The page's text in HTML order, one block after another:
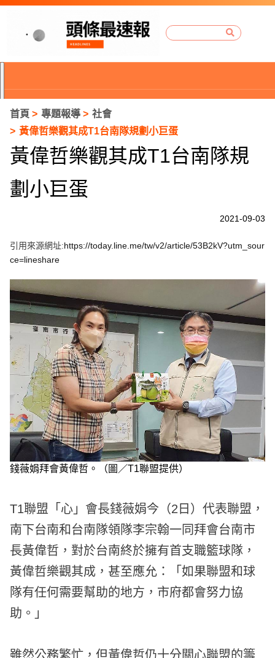
首頁 專題報導
社會
黃偉哲樂觀其成T1台南隊規劃小巨蛋
黃偉哲樂觀其成T1台南隊規
劃小巨蛋
2021-09-03
引用來源網址:https://today.line.me/tw/v2/article/53B2kV?utm_sour
ce=lineshare
錢薇娟拜會黃偉哲。（圖／T1聯盟提供）
T1聯盟「心」會長錢薇娟今（2日）代表聯盟，
南下台南和台南隊領隊李宗翰一同拜會台南市
長黃偉哲，對於台南終於擁有首支職籃球隊，
黃偉哲樂觀其成，甚至應允：「如果聯盟和球
隊有任何需要幫助的地方，市府都會努力協
助。」
雖然公務繁忙，但黃偉哲仍十分關心聯盟的籌